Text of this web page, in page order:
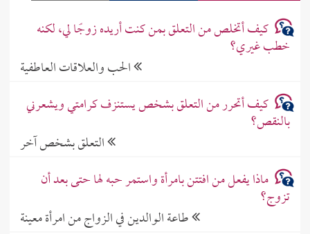
كيف أتخلص من التعلق بمن كنت أريده زوجًا لي، لكنه
خطب غيري؟
الحب والعلاقات العاطفية
كيف أتحرر من التعلق بشخص يستنزف كرامتي ويشعرني
بالنقص؟
التعلق بشخص آخر
ماذا يفعل من افتتن بامرأة واستمر حبه لها حتى بعد أن
تزوج؟
طاعة الوالدين في الزواج من امرأة معينة